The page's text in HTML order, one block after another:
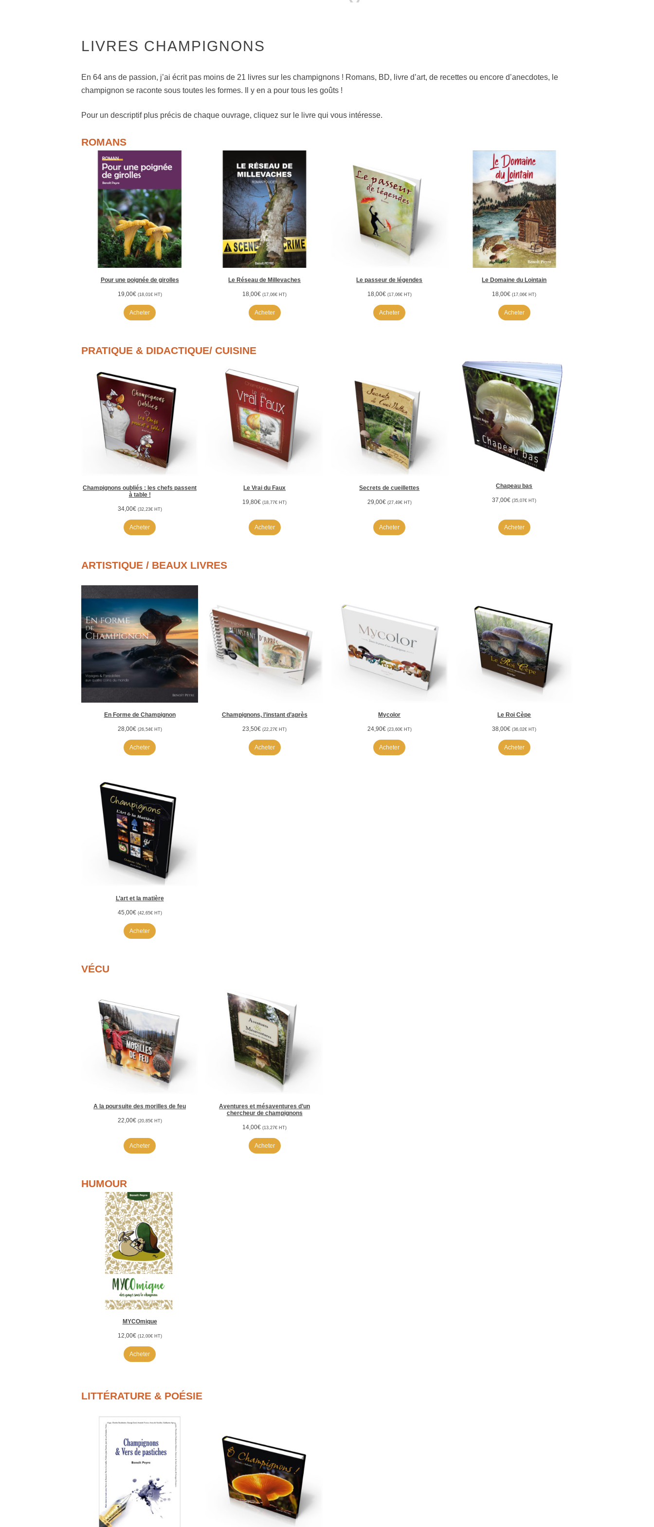
LIVRES CHAMPIGNONS
En 64 ans de passion, j’ai écrit pas moins de 21 livres sur les champignons ! Romans, BD, livre d’art, de recettes ou encore d’anecdotes, le
champignon se raconte sous toutes les formes. Il y en a pour tous les goûts !
Pour un descriptif plus précis de chaque ouvrage, cliquez sur le livre qui vous intéresse.
ROMANS
Pour une poignée de girolles
19,00€ (18,01 €HT)
Acheter
Le Réseau de Millevaches
18,00€ (17,06€ HT)
Acheter
Le passeur de légendes
18,00€ (17,06€HT)
Acheter
Le Domaine du Lointain
18,00€ (17,06€ HT)
Acheter
PRATIQUE & DIDACTIQUE/ CUISINE
Champignons oubliés : les chefs passent
à table !
34,00€ (32,23€HT)
Acheter
Le Vrai du Faux
19,80€ (18,77€ HT)
Acheter
Secrets de cueillettes
29,00€ (27,49€HT)
Acheter
Chapeau bas
37,00€ (35,07€ HT)
Acheter
ARTISTIQUE / BEAUX LIVRES
En Forme de Champignon
28,00€ (26,54€HT)
Acheter
Champignons, l’instant d’après
23,50€ (22,27€ HT)
Acheter
Mycolor
24,90€ (23,60€HT)
Acheter
Le Roi Cèpe
38,00€ (36,02€ HT)
Acheter
L’art et la matière
45,00€ (42,65€HT)
Acheter
VÉCU
A la poursuite des morilles de feu
22,00€ (20,85€HT)
Acheter
Aventures et mésaventures d’un
chercheur de champignons
14,00€ (13,27€ HT)
Acheter
HUMOUR
MYCOmique
12,00€ (12,00€HT)
Acheter
LITTÉRATURE & POÉSIE